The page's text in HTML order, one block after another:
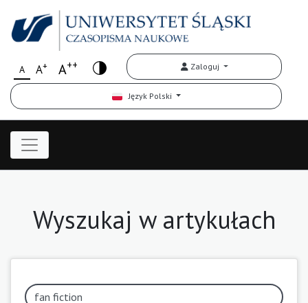
A A+ A++ Zaloguj
Język Polski
Wyszukaj w artykułach